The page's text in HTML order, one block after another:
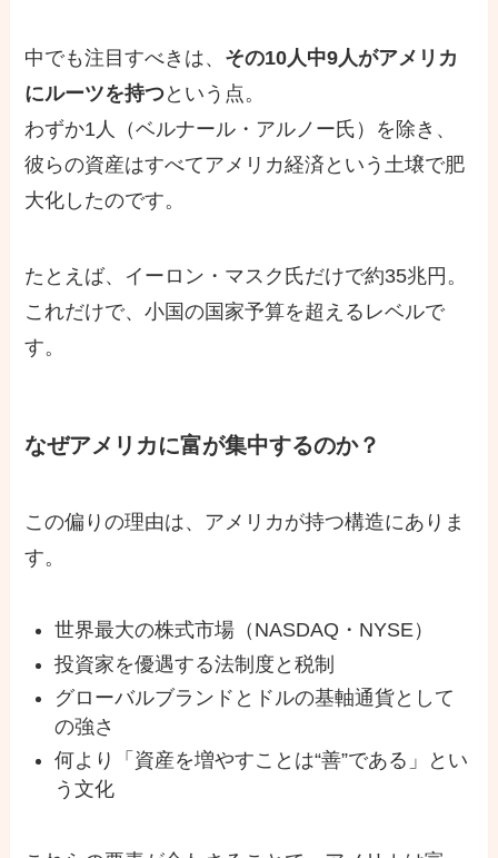
中でも注目すべきは、 その10人中9人がアメリカ
にルーツを持つという点。
わずか1人（ベルナール・アルノー氏）を除き、
彼らの資産はすべてアメリカ経済という土壌で肥
大化したのです。
たとえば、イーロン・マスク氏だけで約35兆円。
これだけで、小国の国家予算を超えるレベルで
す。
なぜアメリカに富が集中するのか？
この偏りの理由は、アメリカが持つ構造にありま
す。
世界最大の株式市場（NASDAQ・NYSE）
投資家を優遇する法制度と税制
グローバルブランドとドルの基軸通貨として
の強さ
何より「資産を増やすことは“善”である」とい
う文化